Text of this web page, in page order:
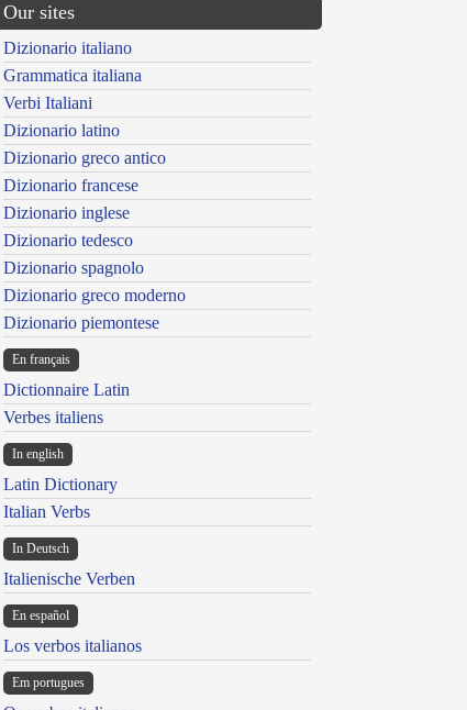
Our sites
Dizionario italiano
Grammatica italiana
Verbi Italiani
Dizionario latino
Dizionario greco antico
Dizionario francese
Dizionario inglese
Dizionario tedesco
Dizionario spagnolo
Dizionario greco moderno
Dizionario piemontese
En français
Dictionnaire Latin
Verbes italiens
In english
Latin Dictionary
Italian Verbs
In Deutsch
Italienische Verben
En español
Los verbos italianos
Em portugues